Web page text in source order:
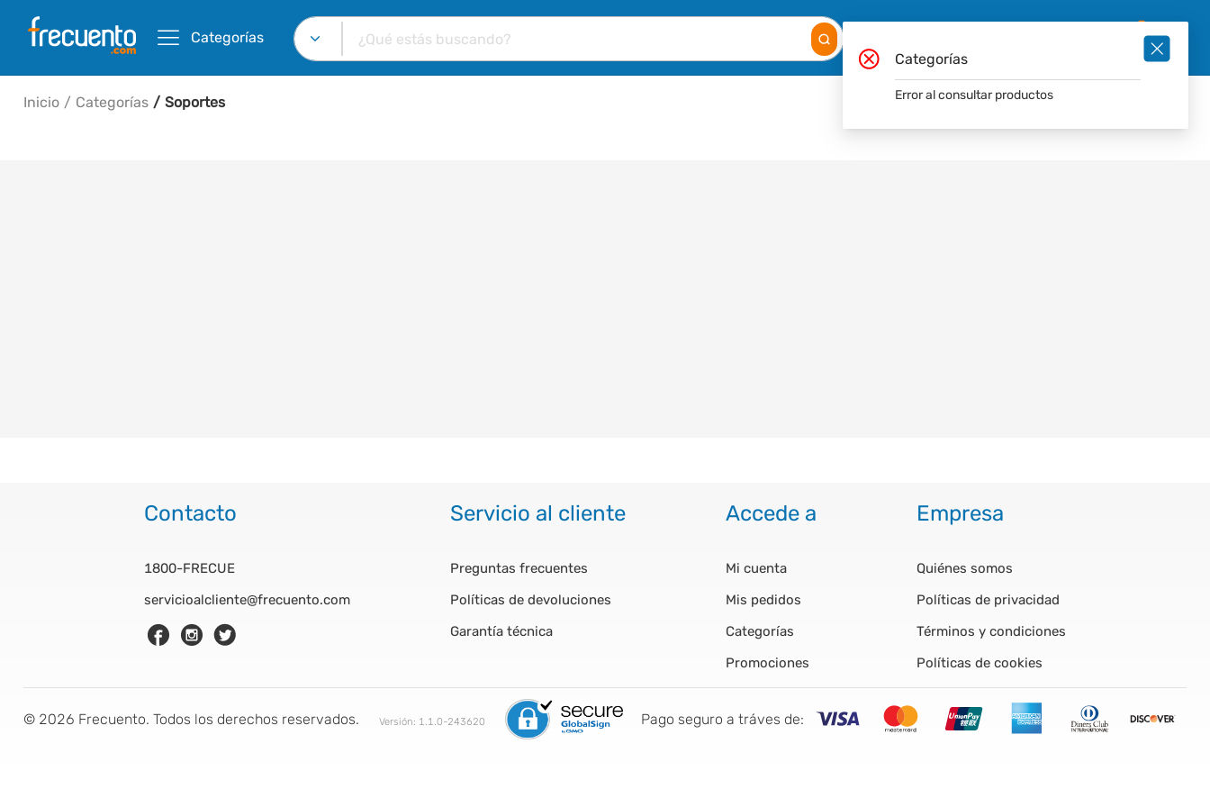
Categorías
Inicio Categorías Soportes
Contacto
1800-FRECUE
servicioalcliente@frecuento.com
Servicio al cliente
Preguntas frecuentes
Políticas de devoluciones
Garantía técnica
Accede a
Mi cuenta
Mis pedidos
Categorías
Promociones
Empresa
Quiénes somos
Políticas de privacidad
Términos y condiciones
Políticas de cookies
© 2026 Frecuento. Todos los derechos reservados. Versión: 1.1.0-243620 Pago seguro a tráves de:
Categorías
Error al consultar productos